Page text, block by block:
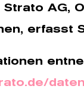
AG,
erfasst